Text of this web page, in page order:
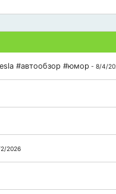
#автообзор #юмор - 8/4/
2026